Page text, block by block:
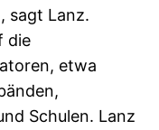
sagt Lanz.
die
etwa
Schulen. Lanz